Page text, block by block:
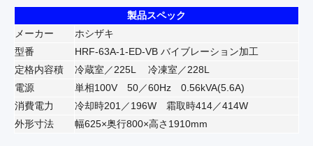
製品スペック
メーカー
ホシザキ
型番
HRF-63A-1-ED-VB バイブレーション加工
定格内容積
冷蔵室／225L 冷凍室／228L
電源
単相100V 50／60Hz 0.56kVA(5.6A)
消費電力
冷却時201／196W 霜取時414／414W
外形寸法
幅625×奥行800×高さ1910mm